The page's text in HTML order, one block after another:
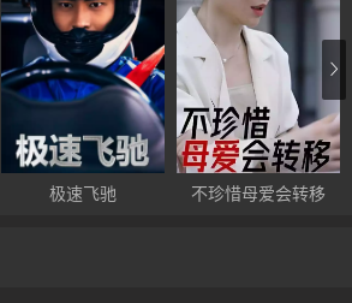
极速飞驰 不珍惜母爱会转移